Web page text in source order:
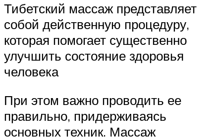
Тибетский массаж представляет
собой действенную процедуру,
которая помогает существенно
улучшить состояние здоровья
человека
При этом важно проводить ее
правильно, придерживаясь
основных техник. Массаж